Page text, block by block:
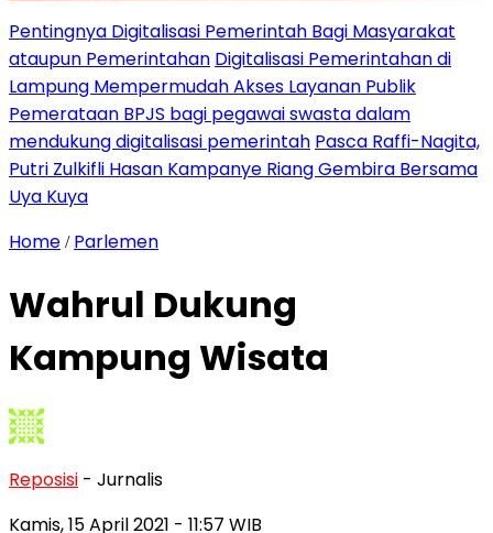
Pentingnya Digitalisasi Pemerintah Bagi Masyarakat
ataupun Pemerintahan Digitalisasi Pemerintahan di
Lampung Mempermudah Akses Layanan Publik
Pemerataan BPJS bagi pegawai swasta dalam
mendukung digitalisasi pemerintah Pasca Raffi-Nagita,
Putri Zulkifli Hasan Kampanye Riang Gembira Bersama
Uya Kuya
Home / Parlemen
Wahrul Dukung
Kampung Wisata
Reposisi - Jurnalis
Kamis, 15 April 2021 - 11:57 WIB